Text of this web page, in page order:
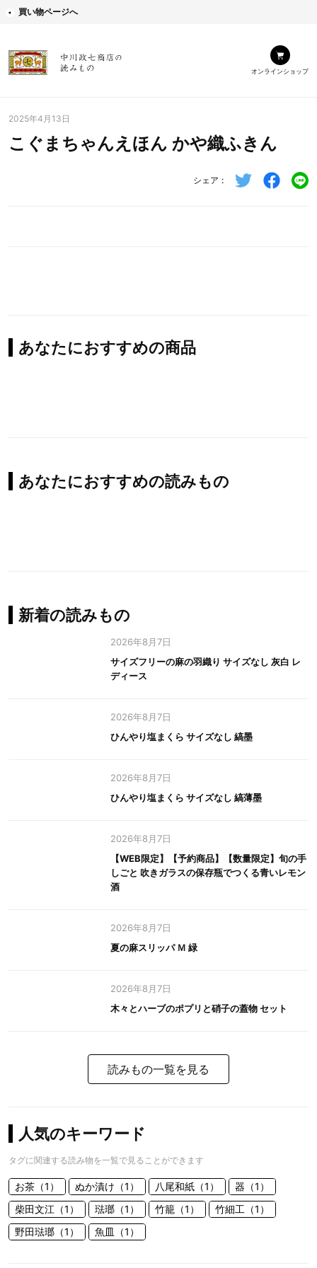
買い物ページへ
オンラインショップ
2025年4月13日
こぐまちゃんえほん かや織ふきん
シェア
あなたにおすすめの商品
あなたにおすすめの読みもの
新着の読みもの
2026年8月7日
サイズフリーの麻の羽織り サイズなし 灰白 レ
ディース
2026年8月7日
ひんやり塩まくら サイズなし 縞墨
2026年8月7日
ひんやり塩まくら サイズなし 縞薄墨
2026年8月7日
【WEB限定】【予約商品】【数量限定】旬の手
しごと 吹きガラスの保存瓶でつくる青いレモン
酒
2026年8月7日
夏の麻スリッパ Ｍ 緑
2026年8月7日
木々とハーブのポプリと硝子の蓋物 セット
読みもの一覧を見る
人気のキーワード
タグに関連する読み物を一覧で見ることができます
お茶（1） ぬか漬け（1） 八尾和紙（1）
器（1）
柴田文江（1）
琺瑯（1） 竹籠（1）
竹細工（1）
野田琺瑯（1）
魚皿（1）